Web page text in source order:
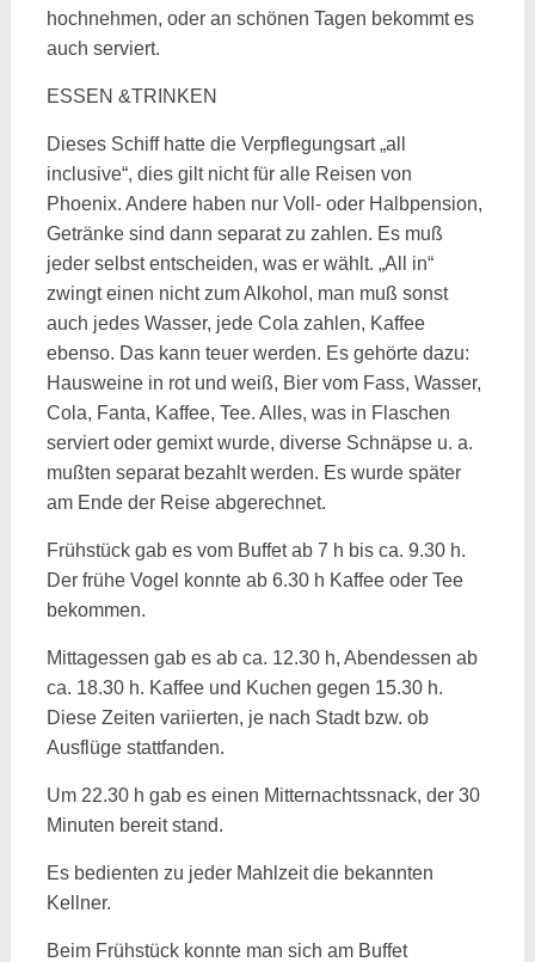
hochnehmen, oder an schönen Tagen bekommt es
auch serviert.
ESSEN &TRINKEN
Dieses Schiff hatte die Verpflegungsart „all
inclusive“, dies gilt nicht für alle Reisen von
Phoenix. Andere haben nur Voll- oder Halbpension,
Getränke sind dann separat zu zahlen. Es muß
jeder selbst entscheiden, was er wählt. „All in“
zwingt einen nicht zum Alkohol, man muß sonst
auch jedes Wasser, jede Cola zahlen, Kaffee
ebenso. Das kann teuer werden. Es gehörte dazu:
Hausweine in rot und weiß, Bier vom Fass, Wasser,
Cola, Fanta, Kaffee, Tee. Alles, was in Flaschen
serviert oder gemixt wurde, diverse Schnäpse u. a.
mußten separat bezahlt werden. Es wurde später
am Ende der Reise abgerechnet.
Frühstück gab es vom Buffet ab 7 h bis ca. 9.30 h.
Der frühe Vogel konnte ab 6.30 h Kaffee oder Tee
bekommen.
Mittagessen gab es ab ca. 12.30 h, Abendessen ab
ca. 18.30 h. Kaffee und Kuchen gegen 15.30 h.
Diese Zeiten variierten, je nach Stadt bzw. ob
Ausflüge stattfanden.
Um 22.30 h gab es einen Mitternachtssnack, der 30
Minuten bereit stand.
Es bedienten zu jeder Mahlzeit die bekannten
Kellner.
Beim Frühstück konnte man sich am Buffet